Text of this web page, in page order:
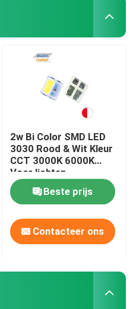
2w Bi Color SMD LED
3030 Rood & Wit Kleur
CCT 3000K 6000K
Voor lichten
Beste prijs
Contacteer ons